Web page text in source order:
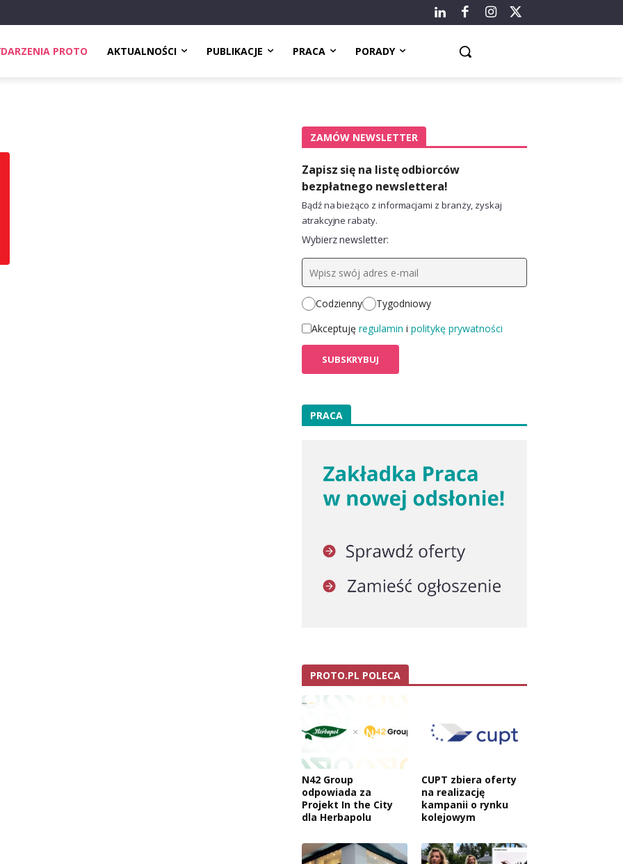
PROTO AKTUALNOŚCI PUBLIKACJE PRACA PORADY
ZAMÓW NEWSLETTER
Zapisz się na listę odbiorców
bezpłatnego newslettera!
Bądź na bieżąco z informacjami z branży, zyskaj
atrakcyjne rabaty.
Wybierz newsletter:
Codzienny
Tygodniowy
Akceptuję regulamin i politykę prywatności
PRACA
PROTO.PL POLECA
N42 Group
odpowiada za
Projekt In the City
dla Herbapolu
CUPT zbiera oferty
na realizację
kampanii o rynku
kolejowym